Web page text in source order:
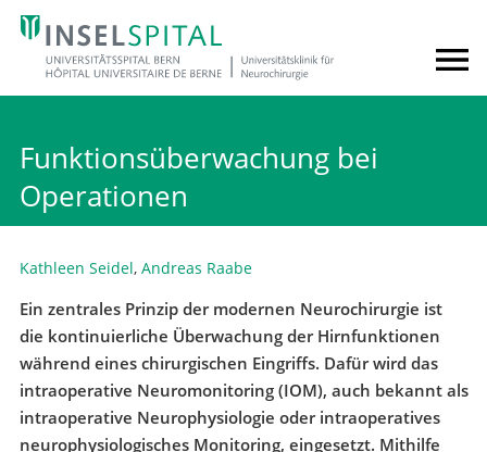
Funktionsüberwachung bei
Operationen
Kathleen Seidel, Andreas Raabe
Ein zentrales Prinzip der modernen Neurochirurgie ist
die kontinuierliche Überwachung der Hirnfunktionen
während eines chirurgischen Eingriffs. Dafür wird das
intraoperative Neuromonitoring (IOM), auch bekannt als
intraoperative Neurophysiologie oder intraoperatives
neurophysiologisches Monitoring, eingesetzt. Mithilfe